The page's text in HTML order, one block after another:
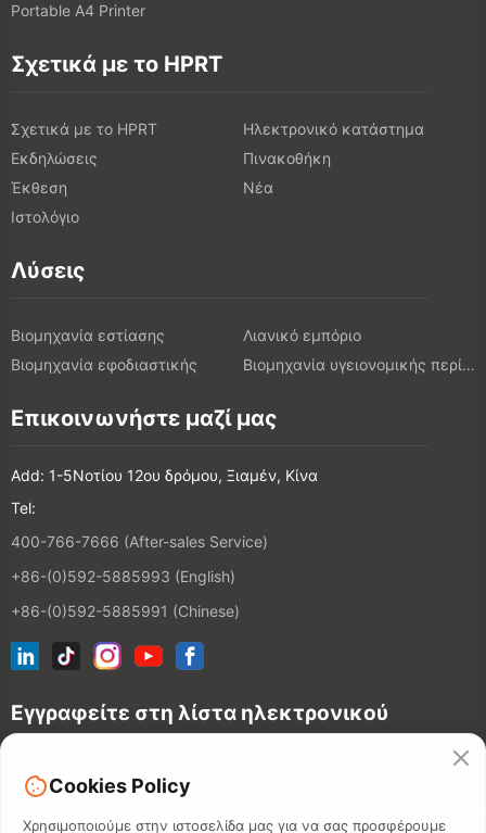
Portable A4 Printer
Σχετικά με το HPRT
Σχετικά με το HPRT
Ηλεκτρονικό κατάστημα
Εκδηλώσεις
Πινακοθήκη
Έκθεση
Νέα
Ιστολόγιο
Λύσεις
Βιομηχανία εστίασης
Λιανικό εμπόριο
Βιομηχανία εφοδιαστικής
Βιομηχανία υγειονομικής περίθαλψης
Επικοινωνήστε μαζί μας
Add: 1-5Νοτίου 12ου δρόμου, Ξιαμέν, Κίνα
Tel:
400-766-7666 (After-sales Service)
+86-(0)592-5885993 (English)
+86-(0)592-5885991 (Chinese)
Εγγραφείτε στη λίστα ηλεκτρονικού
Cookies Policy
Χρησιμοποιούμε στην ιστοσελίδα μας για να σας προσφέρουμε